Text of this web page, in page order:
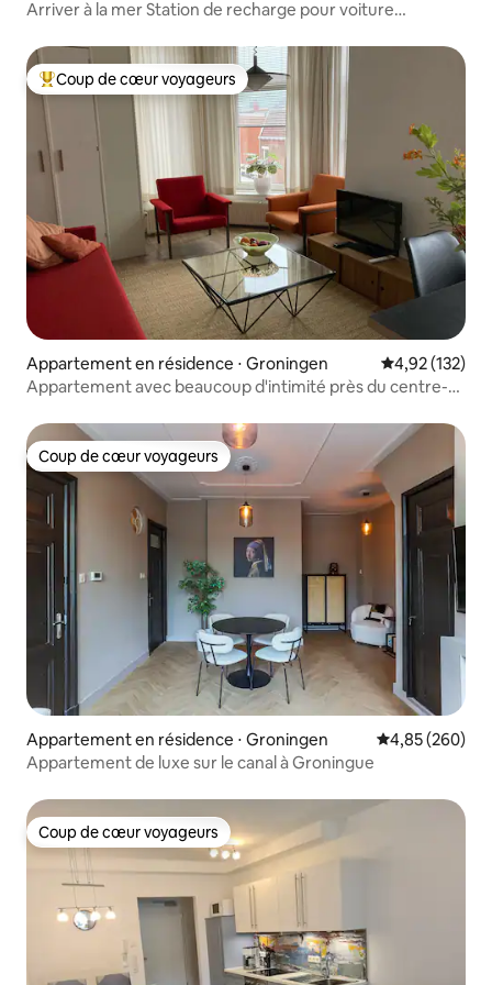
Arriver à la mer Station de recharge pour voiture
Coups de cœur voyageurs les plus appréciés
Coup de cœur voyageurs
Appartement en résidence ⋅ Groningen Évaluation
4,92 (132)
Appartement avec beaucoup d'intimité près du centre-
Coup de cœur voyageurs
Coup de cœur voyageurs
Appartement en résidence ⋅ Groningen Évaluation
4,85 (260)
Appartement de luxe sur le canal à Groningue
Coup de cœur voyageurs
Coup de cœur voyageurs